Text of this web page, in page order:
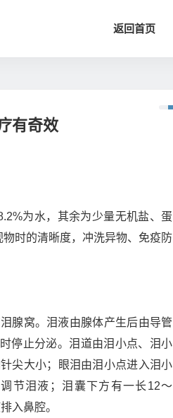
返回首页
有奇效
为水，其余为少量无机盐、蛋
时的清晰度，冲洗异物、免疫防
腺窝。泪液由腺体产生后由导管
停止分泌。泪道由泪小点、泪小
尖大小；眼泪由泪小点进入泪小
节泪液；泪囊下方有一长12～
入鼻腔。